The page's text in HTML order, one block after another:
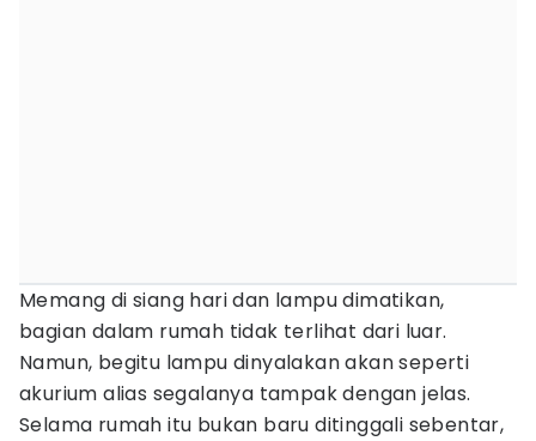
Memang di siang hari dan lampu dimatikan,
bagian dalam rumah tidak terlihat dari luar.
Namun, begitu lampu dinyalakan akan seperti
akurium alias segalanya tampak dengan jelas.
Selama rumah itu bukan baru ditinggali sebentar,